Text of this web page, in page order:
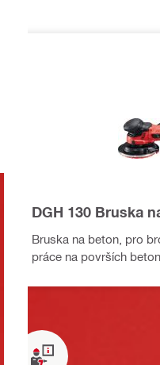
DGH 130 Bruska
Bruska na beton, pro
práce na površích